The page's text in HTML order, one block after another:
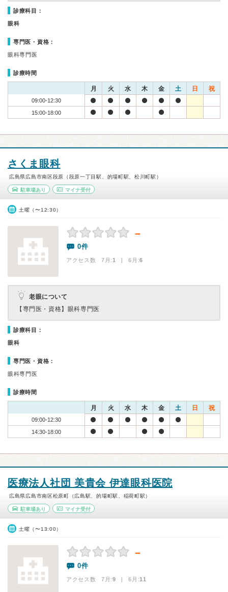
診療科目：
眼科
専門医・資格：
眼科専門医
診療時間
月 火 水 木 金 土 日 祝
09:00-12:30
15:00-18:00
さくま眼科
広島県広島市南区段原（段原一丁目駅、的場町駅、松川町駅）
駐車場あり マイナ受付
土曜（〜12:30）
－
0件
アクセス数 7月:1 | 6月:6
老眼について
【専門医・資格】 眼科専門医
診療科目：
眼科
専門医・資格：
眼科専門医
診療時間
月 火 水 木 金 土 日 祝
09:00-12:30
14:30-18:00
医療法人社団 美貴会 伊達眼科医院
広島県広島市南区松原町（広島駅、的場町駅、稲荷町駅）
駐車場あり マイナ受付
土曜（〜13:00）
－
0件
アクセス数 7月:9 | 6月:11